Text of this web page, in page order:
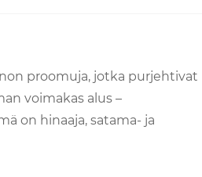
proomuja, jotka purjehtivat
voimakas alus –
on hinaaja, satama- ja